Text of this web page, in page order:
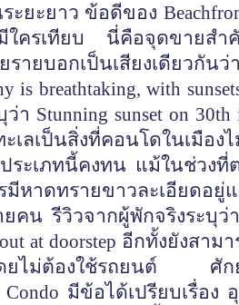
ยะยาว ข้อดีของ
มีใครเทียบ นี่คือจุดขายส
รายบอกเป็นเสียงเดียวกัน
is breathtaking, with
า Stunning sunset on
ะเลเป็นสิ่งที่คอนโดในเมือ
ระเภทนี้คงทน แม้ในช่วงที่
มีหาดทรายขาวละเอียดอ
น รีวิวจากผู้พักจริงระบุว่า
at doorstep อีกทั้งยังสา
ดยไม่ต้องใช้รถยนต์ ศักย
มีข้อได้เปรียบเรื่อง